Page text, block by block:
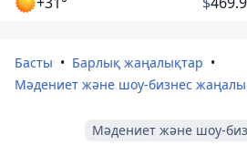
Басты
Барлық жаңалықтар
Мәдениет және шоу-бизнес
Мәдениет және шоу-